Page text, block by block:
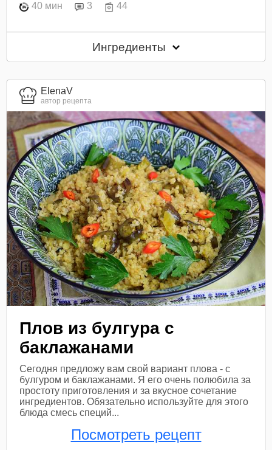
40 мин 3 44
Ингредиенты
ElenaV
автор рецепта
Плов из булгура с
баклажанами
Сегодня предложу вам свой вариант плова - с
булгуром и баклажанами. Я его очень полюбила за
простоту приготовления и за вкусное сочетание
ингредиентов. Обязательно используйте для этого
блюда смесь специй...
Посмотреть рецепт